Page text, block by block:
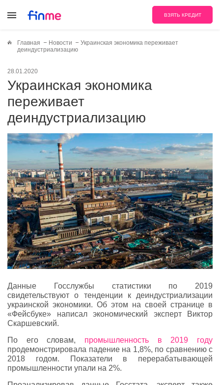
ВЗЯТЬ КРЕДИТ
Главная Новости
Украинская экономика переживает
деиндустриализацию
28.01.2020
Украинская экономика
переживает
деиндустриализацию
Данные Госслужбы статистики по 2019
свидетельствуют о тенденции к деиндустриализации
украинской экономики. Об этом на своей странице в
«Фейсбуке» написал экономический эксперт Виктор
Скаршевский.
По его словам, промышленность в 2019 году
продемонстрировала падение на 1,8%, по сравнению с
2018 годом. Показатели в перерабатывающей
промышленности упали на 2%.